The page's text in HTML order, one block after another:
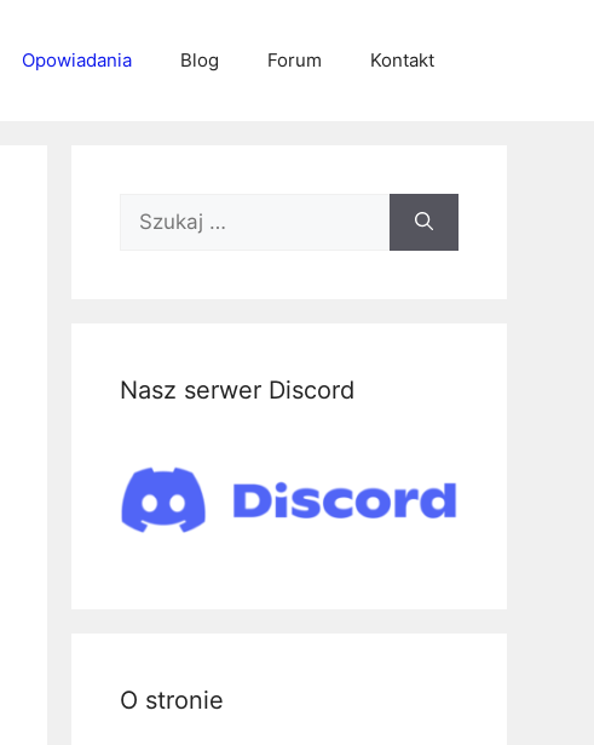
Opowiadania Blog Forum Kontakt
Szukaj:
Nasz serwer Discord
O stronie